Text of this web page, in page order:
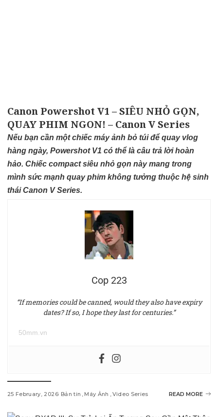
Canon Powershot V1 – SIÊU NHỎ GỌN,
QUAY PHIM NGON! – Canon V Series
Nếu bạn cần một chiếc máy ảnh bỏ túi để quay vlog
hàng ngày, Powershot V1 có thể là câu trả lời hoàn
hảo. Chiếc compact siêu nhỏ gọn này mang trong
mình sức mạnh quay phim không tưởng thuộc hệ sinh
thái Canon V Series.
Cop 223
“If memories could be canned, would they also have expiry
dates? If so, I hope they last for centuries.”
50mm.vn
25 February, 2026 Bản tin Máy Ảnh Video Series READ MORE